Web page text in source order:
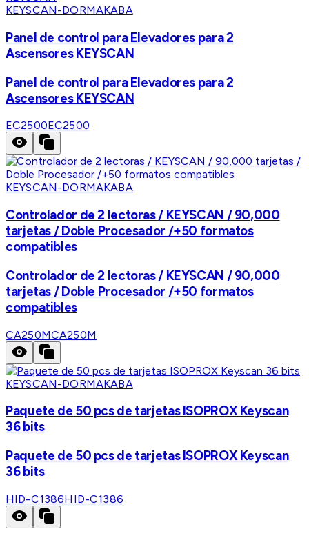
KEYSCAN-DORMAKABA
Panel de control para Elevadores para 2
Ascensores KEYSCAN
Panel de control para Elevadores para 2
Ascensores KEYSCAN
EC2500EC2500
KEYSCAN-DORMAKABA
Controlador de 2 lectoras / KEYSCAN / 90,000
tarjetas / Doble Procesador /+50 formatos
compatibles
Controlador de 2 lectoras / KEYSCAN / 90,000
tarjetas / Doble Procesador /+50 formatos
compatibles
CA250MCA250M
KEYSCAN-DORMAKABA
Paquete de 50 pcs de tarjetas ISOPROX Keyscan
36 bits
Paquete de 50 pcs de tarjetas ISOPROX Keyscan
36 bits
HID-C1386HID-C1386